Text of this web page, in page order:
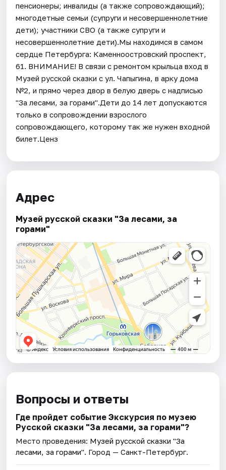
пенсионеры; инвалиды (а также сопровождающий);
многодетные семьи (супруги и несовершеннолетние
дети); участники СВО (а также супруги и
несовершеннолетние дети).Мы находимся в самом
сердце Петербурга: Каменноостровский проспект,
61. ВНИМАНИЕ! В связи с ремонтом крыльца вход в
Музей русской сказки с ул. Чапыгина, в арку дома
№2, и прямо через двор в белую дверь с надписью
"За лесами, за горами".Дети до 14 лет допускаются
только в сопровождении взрослого
сопровождающего, которому так же нужен входной
билет.Ценз
Адрес
Музей русской сказки "За лесами, за
горами"
Вопросы и ответы
Где пройдет событие Экскурсия по музею
Русской сказки "За лесами, за горами"?
Место проведения: Музей русской сказки "За
лесами, за горами". Город — Санкт-Петербург.